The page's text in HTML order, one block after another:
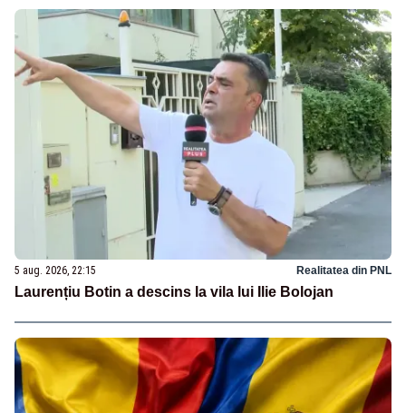
5 aug. 2026, 22:15 Realitatea din PNL
Laurențiu Botin a descins la vila lui Ilie Bolojan